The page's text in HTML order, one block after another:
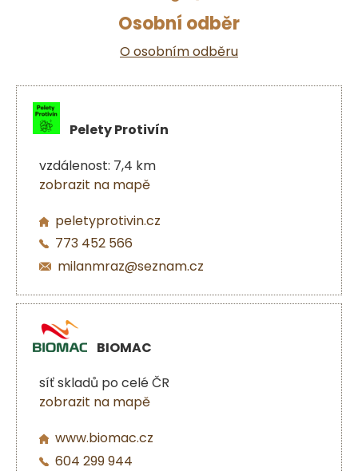
Osobní odběr
O osobním odběru
Pelety Protivín
vzdálenost: 7,4 km
zobrazit na mapě
peletyprotivin.cz
773 452 566
milanmraz@seznam.cz
BIOMAC
síť skladů po celé ČR
zobrazit na mapě
www.biomac.cz
604 299 944